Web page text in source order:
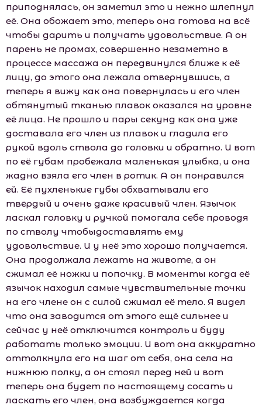
приподнялась, он заметил это и нежно шлепнул
её. Она обожает это, теперь она готова на всё
чтобы дарить и получать удовольствие. А он
парень не промах, совершенно незаметно в
процессе массажа он передвинулся ближе к её
лицу, до этого она лежала отвернувшись, а
теперь я вижу как она повернулась и его член
обтянутый тканью плавок оказался на уровне
её лица. Не прошло и пары секунд как она уже
доставала его член из плавок и гладила его
рукой вдоль ствола до головки и обратно. И вот
по её губам пробежала маленькая улыбка, и она
жадно взяла его член в ротик. А он понравился
ей. Её пухленькие губы обхватывали его
твёрдый и очень даже красивый член. Язычок
ласкал головку и ручкой помогала себе проводя
по стволу чтобыдоставлять ему
удовольствие. И у неё это хорошо получается.
Она продолжала лежать на животе, а он
сжимал её ножки и попочку. В моменты когда её
язычок находил самые чувствительные точки
на его члене он с силой сжимал её тело. Я видел
что она заводится от этого ещё сильнее и
сейчас у неё отключится контроль и буду
работать только эмоции. И вот она аккуратно
оттолкнула его на шаг от себя, она села на
нижнюю полку, а он стоял перед ней и вот
теперь она будет по настоящему сосать и
ласкать его член, она возбуждается когда